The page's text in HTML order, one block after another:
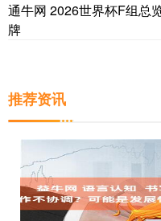
通牛网 2026世界杯F组总
牌
推荐资讯